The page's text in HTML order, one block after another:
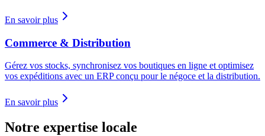
En savoir plus
Commerce & Distribution
Gérez vos stocks, synchronisez vos boutiques en ligne et optimisez
vos expéditions avec un ERP conçu pour le négoce et la distribution.
En savoir plus
Notre expertise locale